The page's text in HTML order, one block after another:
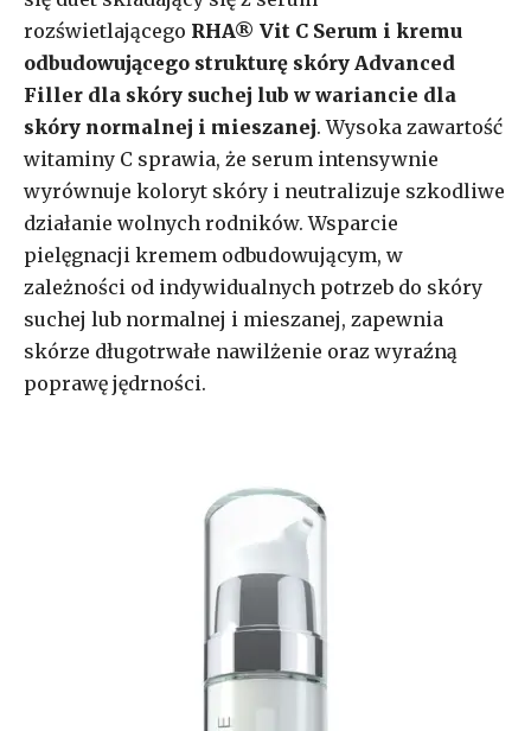
rozświetlającego RHA® Vit C Serum i kremu
odbudowującego strukturę skóry Advanced
Filler dla skóry suchej lub w wariancie dla
skóry normalnej i mieszanej. Wysoka zawartość
witaminy C sprawia, że serum intensywnie
wyrównuje koloryt skóry i neutralizuje szkodliwe
działanie wolnych rodników. Wsparcie
pielęgnacji kremem odbudowującym, w
zależności od indywidualnych potrzeb do skóry
suchej lub normalnej i mieszanej, zapewnia
skórze długotrwałe nawilżenie oraz wyraźną
poprawę jędrności.